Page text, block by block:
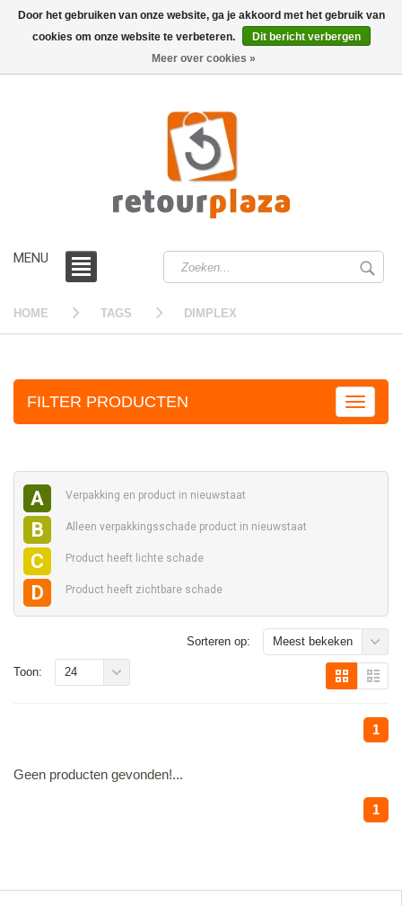
MENU
HOME TAGS DIMPLEX
FILTER PRODUCTEN
A Verpakking en product in nieuwstaat
B Alleen verpakkingsschade product in nieuwstaat
C Product heeft lichte schade
D Product heeft zichtbare schade
Sorteren op: Meest bekeken
1
Toon: 24
Geen producten gevonden!...
1
Door het gebruiken van onze website, ga je akkoord met het gebruik van
cookies om onze website te verbeteren.
Dit bericht verbergen
Meer over cookies »